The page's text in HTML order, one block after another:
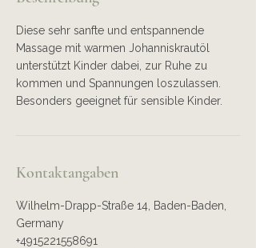
Diese sehr sanfte und entspannende
Massage mit warmen Johanniskrautöl
unterstützt Kinder dabei, zur Ruhe zu
kommen und Spannungen loszulassen.
Besonders geeignet für sensible Kinder.
Kontaktangaben
Wilhelm-Drapp-Straße 14, Baden-Baden,
Germany
+4915221558691